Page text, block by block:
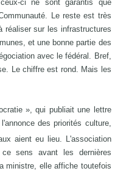
ci ne sont garantis que
Le reste est très
réaliser sur les infrastructures
et une bonne partie des
avec le fédéral. Bref,
Le chiffre est rond. Mais les
», qui publiait une lettre
des priorités culture,
aient eu lieu. L'association
sens avant les dernières
ministre, elle affiche toutefois